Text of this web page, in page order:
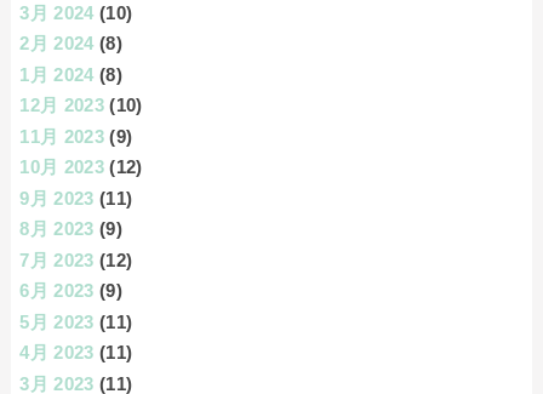
3月 2024 (10)
2月 2024 (8)
1月 2024 (8)
12月 2023 (10)
11月 2023 (9)
10月 2023 (12)
9月 2023 (11)
8月 2023 (9)
7月 2023 (12)
6月 2023 (9)
5月 2023 (11)
4月 2023 (11)
3月 2023 (11)